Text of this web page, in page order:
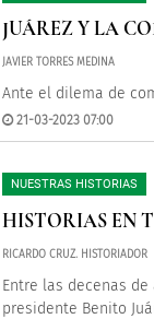
JUÁREZ Y LA
JAVIER TORRES MEDINA
Ante el dilema de
21-03-2023 07:00
NUESTRAS HISTORIAS
HISTORIAS EN
RICARDO CRUZ. HISTORIADOR
Entre las decenas
presidente Benito